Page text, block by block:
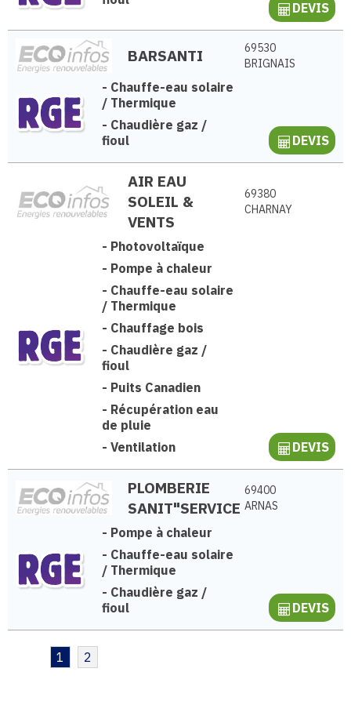
DEVIS
BARSANTI
69530
BRIGNAIS
- Chauffe-eau solaire
/ Thermique
- Chaudière gaz /
fioul
DEVIS
AIR EAU
SOLEIL &
VENTS
69380
CHARNAY
- Photovoltaïque
- Pompe à chaleur
- Chauffe-eau solaire
/ Thermique
- Chauffage bois
- Chaudière gaz /
fioul
- Puits Canadien
- Récupération eau
de pluie
- Ventilation DEVIS
PLOMBERIE
SANIT"SERVICE
69400
ARNAS
- Pompe à chaleur
- Chauffe-eau solaire
/ Thermique
- Chaudière gaz /
fioul
DEVIS
1 2